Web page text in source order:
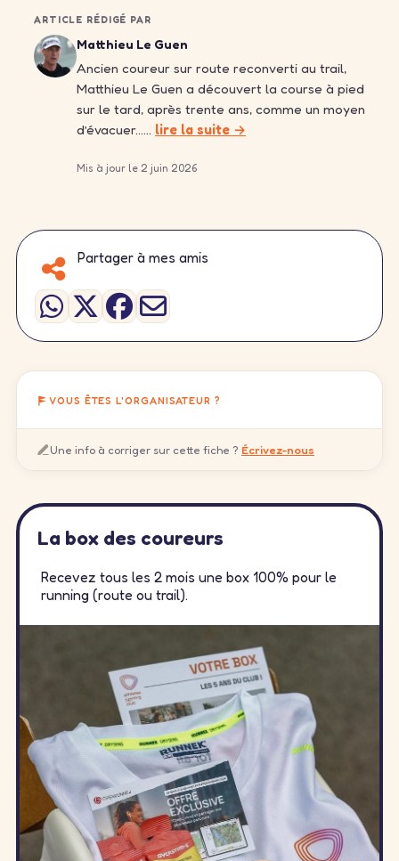
ARTICLE RÉDIGÉ PAR
Matthieu Le Guen
Ancien coureur sur route reconverti au trail,
Matthieu Le Guen a découvert la course à pied
sur le tard, après trente ans, comme un moyen
d’évacuer…… lire la suite →
Mis à jour le 2 juin 2026
Partager à mes amis
VOUS ÊTES L'ORGANISATEUR ?
Une info à corriger sur cette fiche ? Écrivez-nous
La box des coureurs
Recevez tous les 2 mois une box 100% pour le
running (route ou trail).